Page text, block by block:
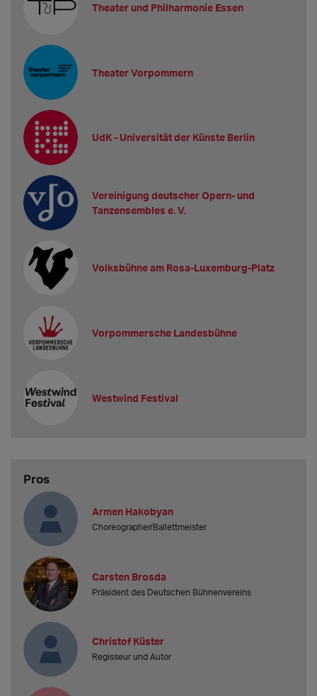
Theater und Philharmonie Essen
Theater Vorpommern
UdK - Universität der Künste Berlin
Vereinigung deutscher Opern- und
Tanzensembles e. V.
Volksbühne am Rosa-Luxemburg-Platz
Vorpommersche Landesbühne
Westwind Festival
Pros
Armen Hakobyan
Choreographer/Ballettmeister
Carsten Brosda
Präsident des Deutschen Bühnenvereins
Christof Küster
Regisseur und Autor